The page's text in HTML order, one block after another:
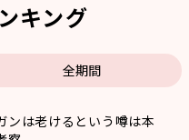
キング
全期間
ンは老けるという噂は本